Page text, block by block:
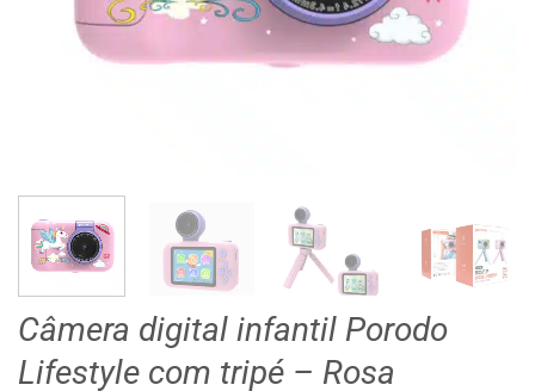
Câmera digital infantil Porodo
Lifestyle com tripé – Rosa